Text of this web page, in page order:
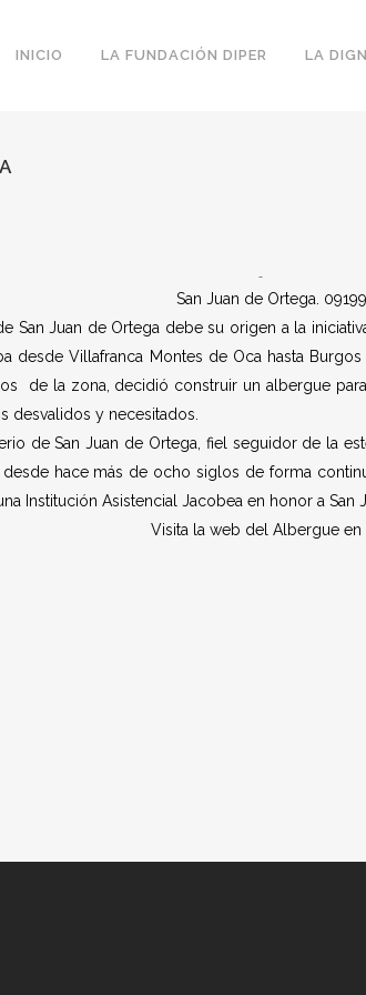
INICIO LA FUNDACIÓN DIPER LA
San Juan de Ortega.
San Juan de Ortega debe su origen a la
desde Villafranca Montes de Oca hasta
de la zona, decidió construir un albergue
desvalidos y necesitados.
de San Juan de Ortega, fiel seguidor de la
hace más de ocho siglos de forma
Institución Asistencial Jacobea en honor a San
Visita la web del Albergue en